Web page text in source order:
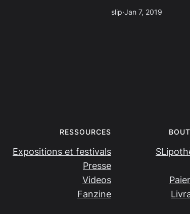
slip·Jan 7, 2019
RESSOURCES
Expositions et festivals
Presse
Videos
Fanzine